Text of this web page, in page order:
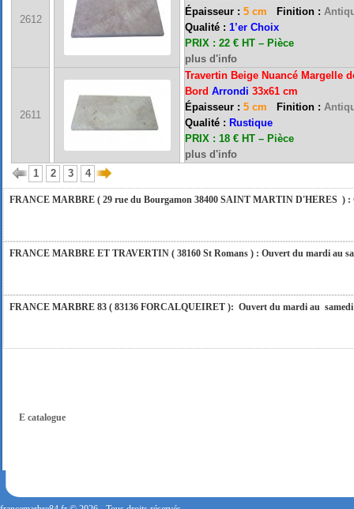
2612
Épaisseur : 5 cm Finition :
Qualité : 1’er Choix
PRIX : 22 € HT – Pièce
plus d'info
2611
Travertin Beige Nuancé Margelle
Bord Arrondi 33x61 cm
Épaisseur : 5 cm Finition :
Qualité : Rustique
PRIX : 18 € HT – Pièce
plus d'info
1
2 3 4
FRANCE MARBRE 13 ( 13680 LANCON PROVENCE ): Ouvert du mardi au
FRANCE MARBRE 84 ( 84600 VALREAS ): Ouvert du mardi au samedi inclus de
vous répondrons dans les meilleurs délais. Nous aurons le plaisir de vous
FRANCE MARBRE ( 29 rue du Bourgamon 38400 SAINT MARTIN D'HERES ) :
FRANCE MARBRE ET TRAVERTIN ( 38160 St Romans ) : Ouvert du mardi au
FRANCE MARBRE 83 ( 83136 FORCALQUEIRET ): Ouvert du mardi au samedi
FRANCE MARBRE 84 ( 84600 VALREAS ): Ouvert du mardi au samedi inclus de
E catalogue